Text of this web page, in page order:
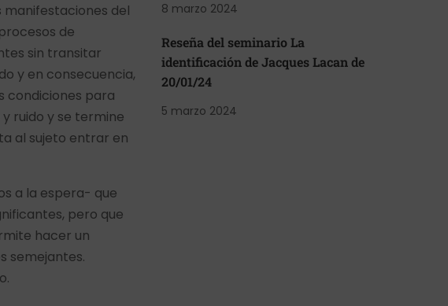
del
de
sin transitar
y en consecuencia,
condiciones para
ruido y se termine
al sujeto entrar en
a la espera- que
pero que
hacer un
semejantes.
8 marzo 2024
Reseña del seminario La
identificación de Jacques Lacan de
20/01/24
5 marzo 2024